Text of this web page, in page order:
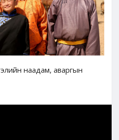
наадам, аваргын